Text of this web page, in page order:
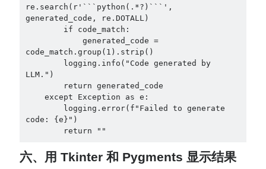
re.search(r'```python(.*?)```',
generated_code, re.DOTALL)
code_match.group(1).strip()
LLM.")
code: {e}")
        return ""
六、用 Tkinter 和 Pygments 显示结果